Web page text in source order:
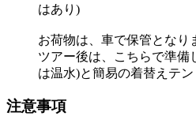
はあり)
お荷物は、車で保管となり
ツアー後は、こちらで準備
は温水)と簡易の着替えテン
注意事項